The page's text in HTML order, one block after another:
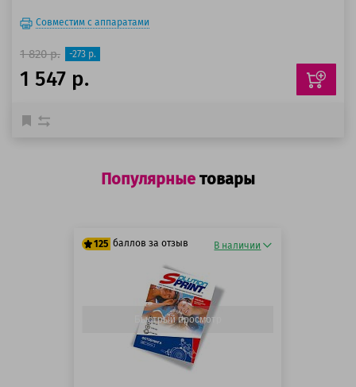
Совместим с аппаратами
1 820 р. -273 р.
1 547 р.
Популярные товары
125 баллов за отзыв
125 баллов
125 баллов
В наличии
Быстрый просмотр